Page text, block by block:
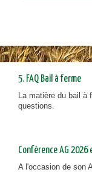
5. FAQ Bail à ferme
La matière du bail à
questions.
Conférence AG
A l'occasion de son